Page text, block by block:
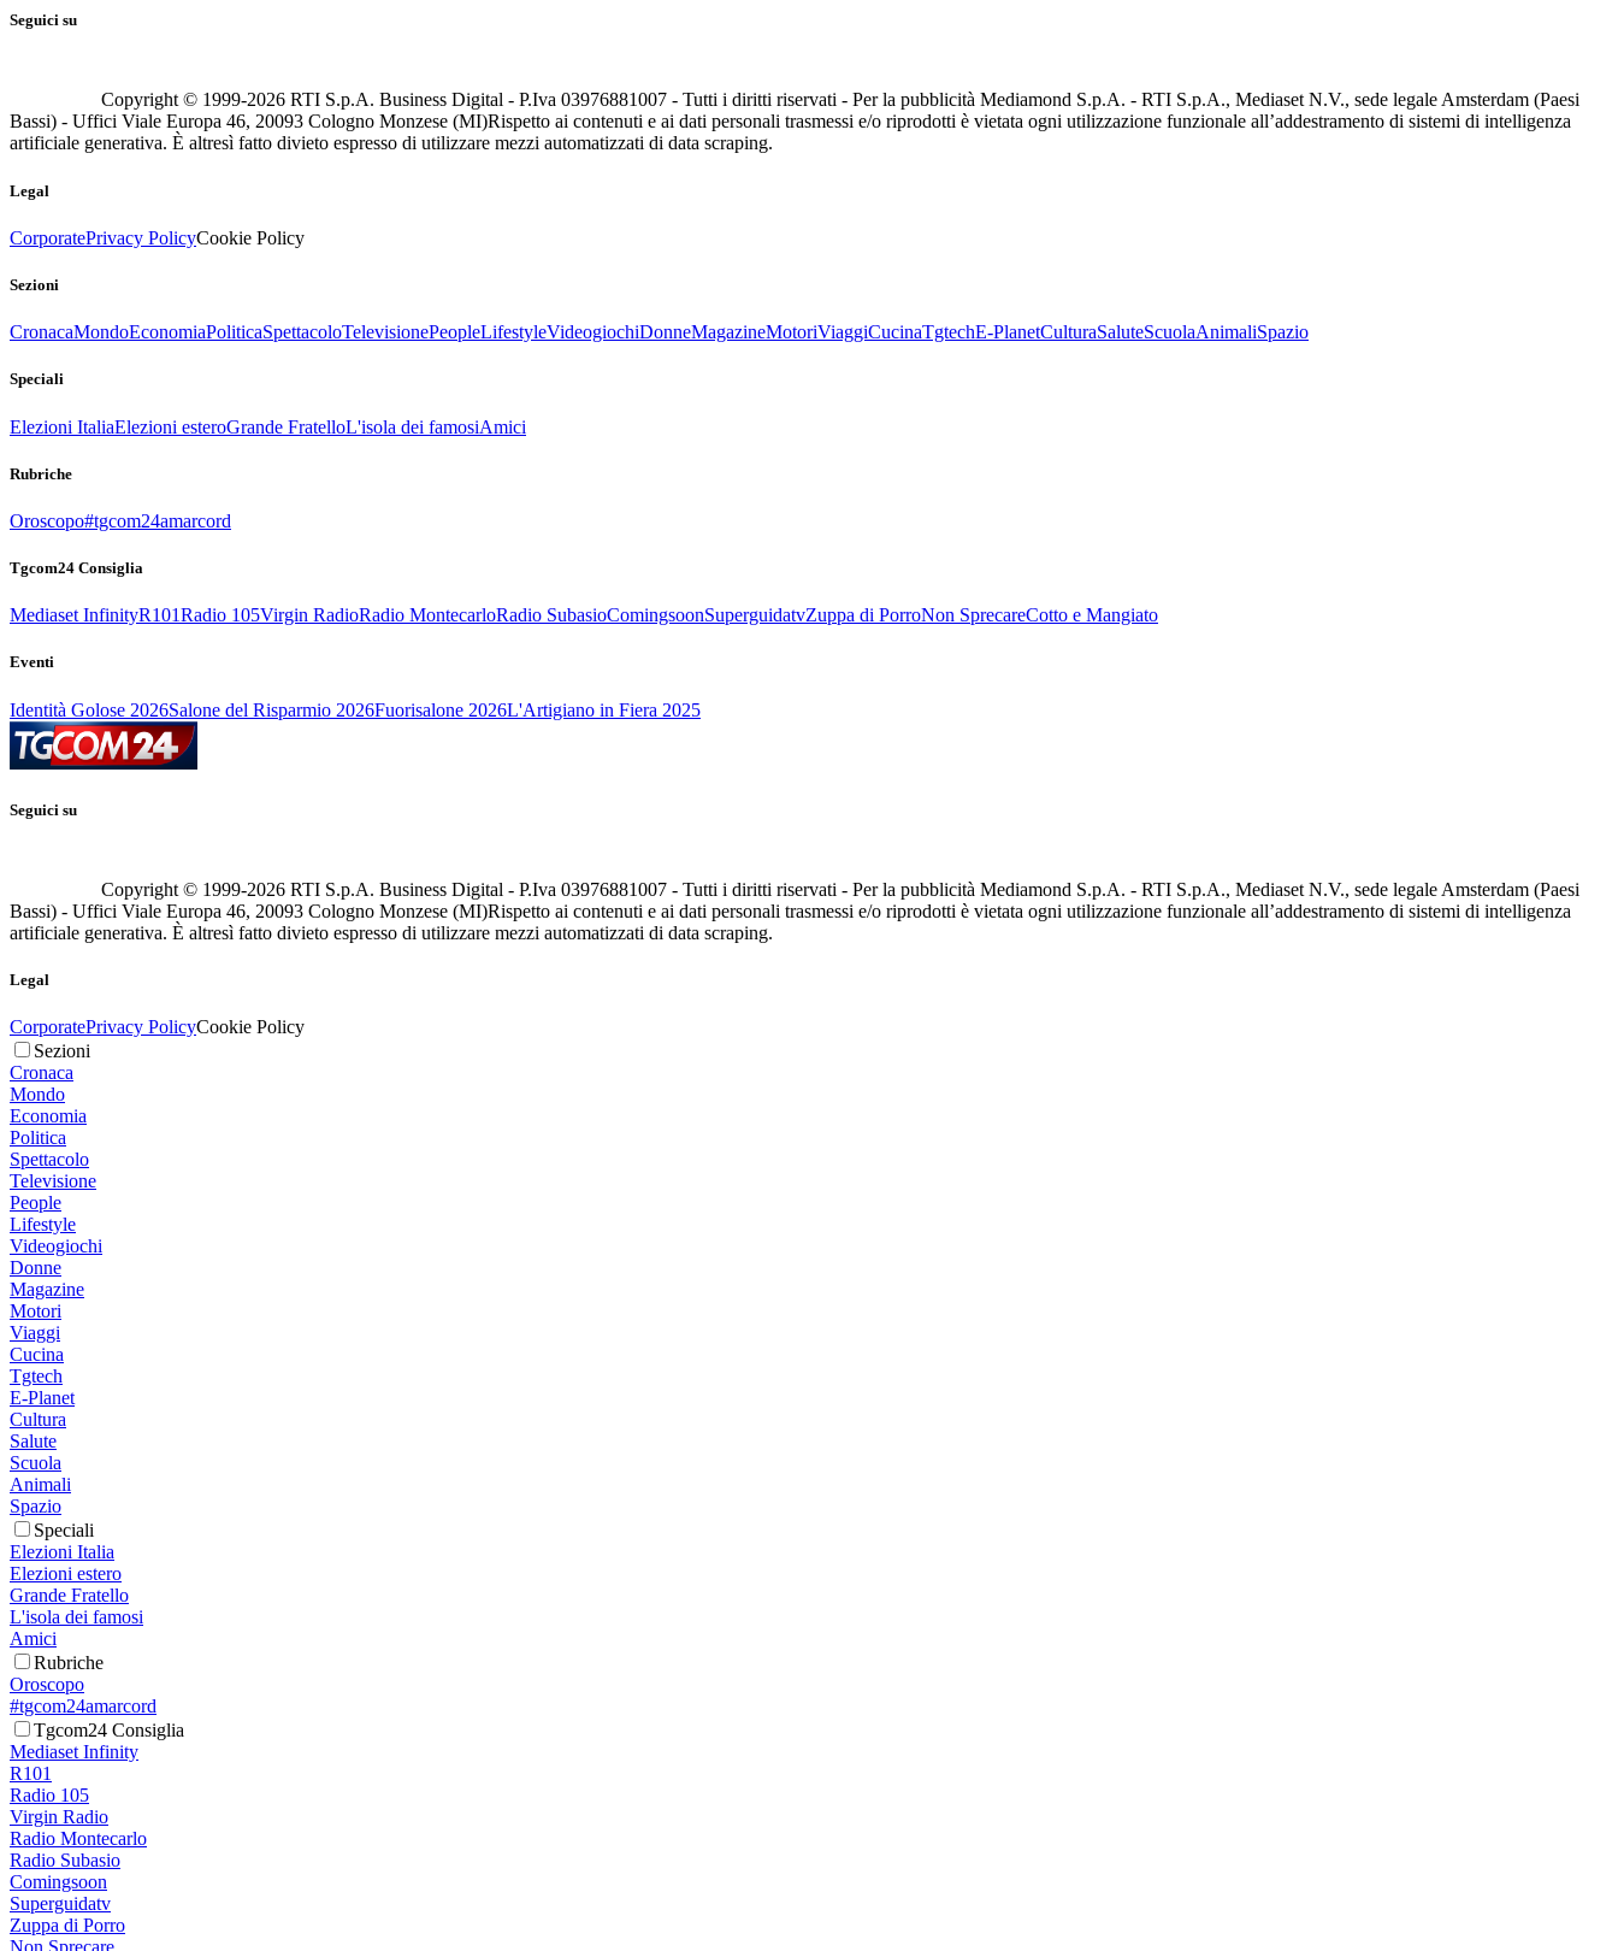
Seguici su
Copyright © 1999-2026 RTI S.p.A. Business Digital - P.Iva 03976881007 - Tutti i diritti riservati - Per la pubblicità Mediamond S.p.A. - RTI S.p.A., Mediaset N.V., sede legale Amsterdam (Paesi
Bassi) - Uffici Viale Europa 46, 20093 Cologno Monzese (MI)Rispetto ai contenuti e ai dati personali trasmessi e/o riprodotti è vietata ogni utilizzazione funzionale all’addestramento di sistemi di intelligenza
artificiale generativa. È altresì fatto divieto espresso di utilizzare mezzi automatizzati di data scraping.
Legal
CorporatePrivacy PolicyCookie Policy
Sezioni
CronacaMondoEconomiaPoliticaSpettacoloTelevisionePeopleLifestyleVideogiochiDonneMagazineMotoriViaggiCucinaTgtechE-PlanetCulturaSaluteScuolaAnimaliSpazio
Speciali
Elezioni ItaliaElezioni esteroGrande FratelloL'isola dei famosiAmici
Rubriche
Oroscopo#tgcom24amarcord
Tgcom24 Consiglia
Mediaset InfinityR101Radio 105Virgin RadioRadio MontecarloRadio SubasioComingsoonSuperguidatvZuppa di PorroNon SprecareCotto e Mangiato
Eventi
Identità Golose 2026Salone del Risparmio 2026Fuorisalone 2026L'Artigiano in Fiera 2025
Seguici su
Copyright © 1999-2026 RTI S.p.A. Business Digital - P.Iva 03976881007 - Tutti i diritti riservati - Per la pubblicità Mediamond S.p.A. - RTI S.p.A., Mediaset N.V., sede legale Amsterdam (Paesi
Bassi) - Uffici Viale Europa 46, 20093 Cologno Monzese (MI)Rispetto ai contenuti e ai dati personali trasmessi e/o riprodotti è vietata ogni utilizzazione funzionale all’addestramento di sistemi di intelligenza
artificiale generativa. È altresì fatto divieto espresso di utilizzare mezzi automatizzati di data scraping.
Legal
CorporatePrivacy PolicyCookie Policy
Sezioni
Cronaca
Mondo
Economia
Politica
Spettacolo
Televisione
People
Lifestyle
Videogiochi
Donne
Magazine
Motori
Viaggi
Cucina
Tgtech
E-Planet
Cultura
Salute
Scuola
Animali
Spazio
Speciali
Elezioni Italia
Elezioni estero
Grande Fratello
L'isola dei famosi
Amici
Rubriche
Oroscopo
#tgcom24amarcord
Tgcom24 Consiglia
Mediaset Infinity
R101
Radio 105
Virgin Radio
Radio Montecarlo
Radio Subasio
Comingsoon
Superguidatv
Zuppa di Porro